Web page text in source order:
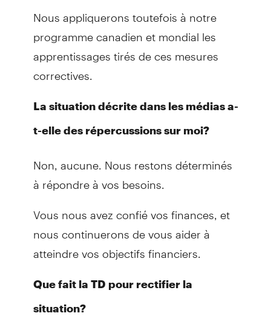
Nous appliquerons toutefois à notre
programme canadien et mondial les
apprentissages tirés de ces mesures
correctives.
La situation décrite dans les médias a-
t-elle des répercussions sur moi?
Non, aucune. Nous restons déterminés
à répondre à vos besoins.
Vous nous avez confié vos finances, et
nous continuerons de vous aider à
atteindre vos objectifs financiers.
Que fait la TD pour rectifier la
situation?